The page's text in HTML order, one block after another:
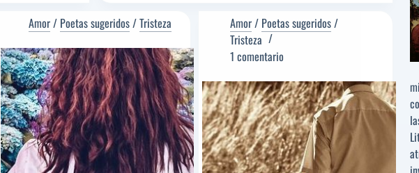
[Poema
del
Editor]
David
Acebes
Sampedro
[Poeta
sugerido]
Amor/ Poetas sugeridos/Tristeza Amor/ Poetas sugeridos/
Tristeza
1 comentario